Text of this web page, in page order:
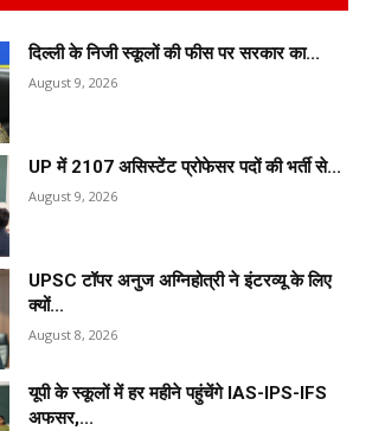
दिल्ली के निजी स्कूलों की फीस पर सरकार का...
August 9, 2026
UP में 2107 असिस्टेंट प्रोफेसर पदों की भर्ती से...
August 9, 2026
UPSC टॉपर अनुज अग्निहोत्री ने इंटरव्यू के लिए
क्यों...
August 8, 2026
यूपी के स्कूलों में हर महीने पहुंचेंगे IAS-IPS-IFS
अफसर,...